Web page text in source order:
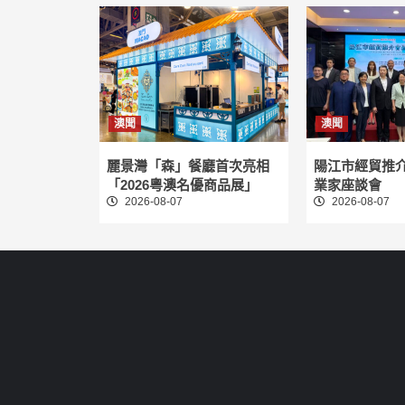
澳聞
麗景灣「森」餐廳首次亮相
「2026粵澳名優商品展」
2026-08-07
澳聞
陽江市經貿推
業家座談會
2026-08-07